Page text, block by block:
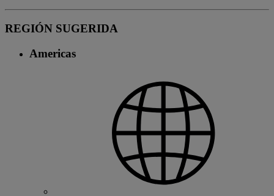
REGIÓN SUGERIDA
Americas